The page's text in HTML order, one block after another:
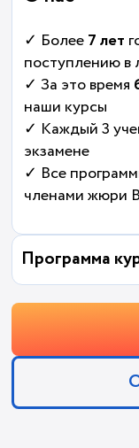
✓ Более7 лет
поступлению
✓ За это время
наши курсы
✓ Каждый 3
экзамене
✓ Все
членами жюри
Программа